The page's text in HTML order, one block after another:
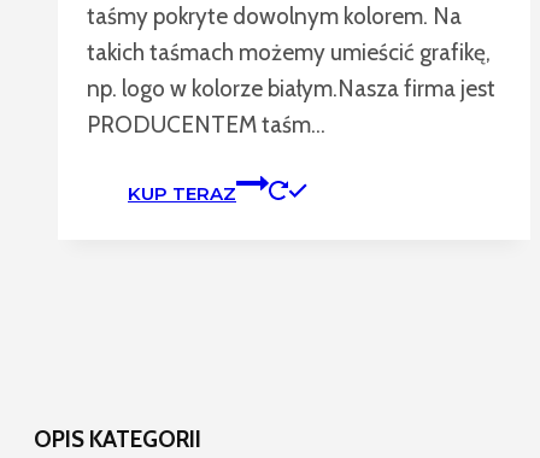
taśmy pokryte dowolnym kolorem. Na
takich taśmach możemy umieścić grafikę,
np. logo w kolorze białym.Nasza firma jest
PRODUCENTEM taśm…
KUP TERAZ
OPIS KATEGORII